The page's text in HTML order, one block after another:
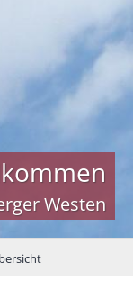
Westen